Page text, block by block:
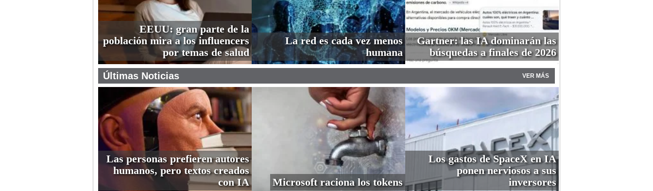
EEUU: gran parte de la
población mira a los influencers
por temas de salud
La red es cada vez menos
humana
Gartner: las IA dominarán las
búsquedas a finales de 2026
Últimas Noticias VER MÁS
Las personas prefieren autores
humanos, pero textos creados
con IA
Microsoft raciona los tokens
Los gastos de SpaceX en IA
ponen nerviosos a sus
inversores